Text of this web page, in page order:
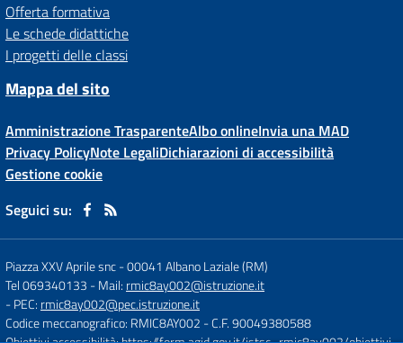
Offerta formativa
Le schede didattiche
I progetti delle classi
Mappa del sito
Amministrazione TrasparenteAlbo onlineInvia una MAD
Privacy PolicyNote LegaliDichiarazioni di accessibilità
Gestione cookie
Seguici su:
Piazza XXV Aprile snc-00041 Albano Laziale (RM)
Tel 069340133 - Mail: rmic8ay002@istruzione.it
- PEC: rmic8ay002@pec.istruzione.it
Codice meccanografico: RMIC8AY002 - C.F. 90049380588